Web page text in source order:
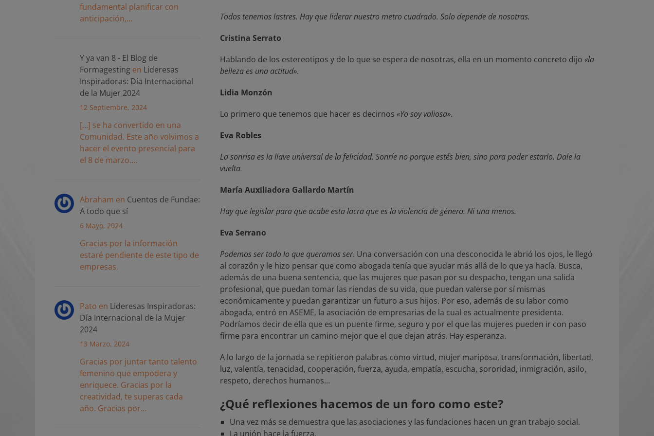
Todos tenemos lastres. Hay que liderar nuestro metro cuadrado. Solo depende de nosotras.
Cristina Serrato
Hablando de los estereotipos y de lo que se espera de nosotras, ella en un momento concreto dijo «la
belleza es una actitud».
Lidia Monzón
Lo primero que tenemos que hacer es decirnos «Yo soy valiosa».
Eva Robles
La sonrisa es la llave universal de la felicidad. Sonríe no porque estés bien, sino para poder estarlo. Dale la
vuelta.
María Auxiliadora Gallardo Martín
Hay que legislar para que acabe esta lacra que es la violencia de género. Ni una menos.
Eva Serrano
Podemos ser todo lo que queramos ser. Una conversación con una desconocida le abrió los ojos, le llegó
al corazón y le hizo pensar que como abogada tenía que ayudar más allá de lo que ya hacía. Busca,
además de una buena sentencia, que las mujeres que pasan por su despacho, tengan una salida
profesional, que puedan tomar las riendas de su vida, que puedan valerse por sí mismas
económicamente y puedan garantizar un futuro a sus hijos. Por eso, además de su labor como
abogada, entró en ASEME, la asociación de empresarias de la cual es actualmente presidenta.
Podríamos decir de ella que es un puente firme, seguro y por el que las mujeres pueden ir con paso
firme para encontrar un camino mejor que el que dejan atrás. Hay esperanza.
A lo largo de la jornada se repitieron palabras como virtud, mujer mariposa, transformación, libertad,
luz, valentía, tenacidad, cooperación, fuerza, ayuda, empatía, escucha, sororidad, inmigración, asilo,
respeto, derechos humanos…
¿Qué reflexiones hacemos de un foro como este?
Una vez más se demuestra que las asociaciones y las fundaciones hacen un gran trabajo social.
La unión hace la fuerza.
fundamental planificar con
anticipación,…
Y ya van 8 - El Blog de
Formagesting en Lideresas
Inspiradoras: Día Internacional
de la Mujer 2024
12 Septiembre, 2024
[…] se ha convertido en una
Comunidad. Este año volvimos a
hacer el evento presencial para
el 8 de marzo.…
Abraham en Cuentos de Fundae:
A todo que sí
6 Mayo, 2024
Gracias por la información
estaré pendiente de este tipo de
empresas.
Pato en Lideresas Inspiradoras:
Día Internacional de la Mujer
2024
13 Marzo, 2024
Gracias por juntar tanto talento
femenino que empodera y
enriquece. Gracias por la
creatividad, te superas cada
año. Gracias por…